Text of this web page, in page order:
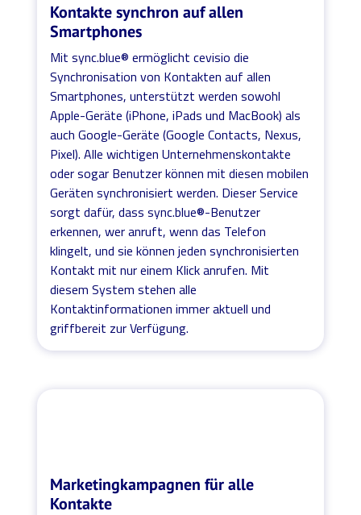
Kontakte synchron auf allen
Smartphones
Mit sync.blue® ermöglicht cevisio die
Synchronisation von Kontakten auf allen
Smartphones, unterstützt werden sowohl
Apple-Geräte (iPhone, iPads und MacBook) als
auch Google-Geräte (Google Contacts, Nexus,
Pixel). Alle wichtigen Unternehmenskontakte
oder sogar Benutzer können mit diesen mobilen
Geräten synchronisiert werden. Dieser Service
sorgt dafür, dass sync.blue®-Benutzer
erkennen, wer anruft, wenn das Telefon
klingelt, und sie können jeden synchronisierten
Kontakt mit nur einem Klick anrufen. Mit
diesem System stehen alle
Kontaktinformationen immer aktuell und
griffbereit zur Verfügung.
Marketingkampagnen für alle
Kontakte